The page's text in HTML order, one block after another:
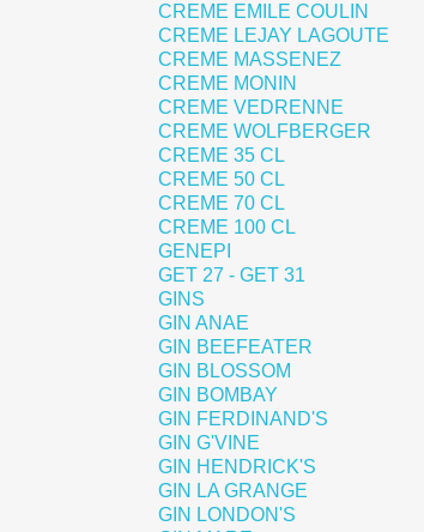
CREME EMILE COULIN
CREME LEJAY LAGOUTE
CREME MASSENEZ
CREME MONIN
CREME VEDRENNE
CREME WOLFBERGER
CREME 35 CL
CREME 50 CL
CREME 70 CL
CREME 100 CL
GENEPI
GET 27 - GET 31
GINS
GIN ANAE
GIN BEEFEATER
GIN BLOSSOM
GIN BOMBAY
GIN FERDINAND'S
GIN G'VINE
GIN HENDRICK'S
GIN LA GRANGE
GIN LONDON'S